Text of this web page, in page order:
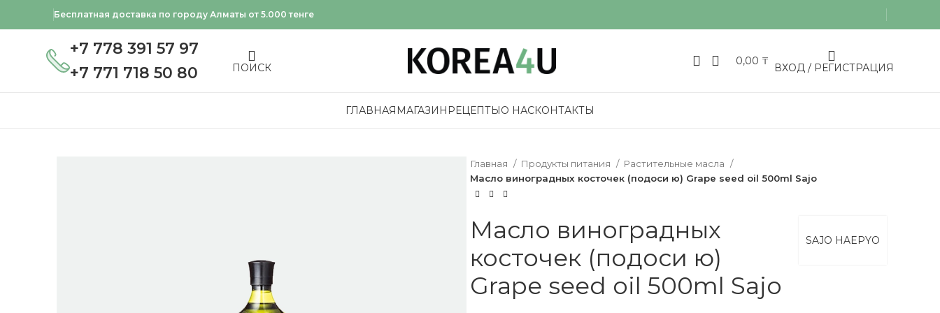
Бесплатная доставка по городу Алматы от 5.000 тенге
+7 778 391 57 97
+7 771 718 50 80
ПОИСК
0,00 ₸
ВХОД / РЕГИСТРАЦИЯ
ГЛАВНАЯ МАГАЗИН РЕЦЕПТЫО НАСКОНТАКТЫ
Главная Продукты питания
Растительные масла
Масло виноградных косточек (подоси ю) Grape seed oil 500ml Sajo
SAJO HAEPYO
Масло виноградных
косточек (подоси ю)
Grape seed oil 500ml Sajo